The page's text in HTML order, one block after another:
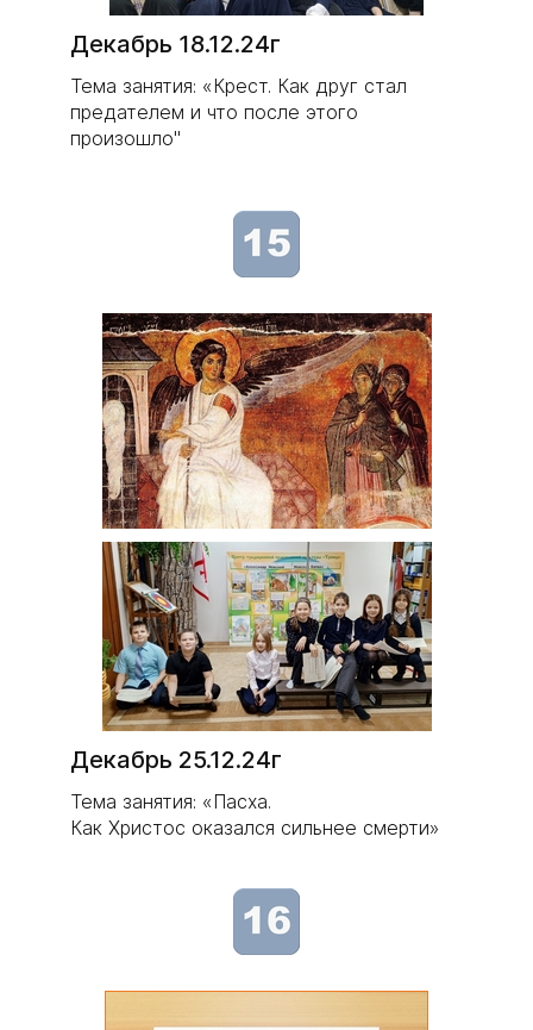
Декабрь 18.12.24г
Тема занятия: «Крест. Как друг стал
предателем и что после этого
произошло"
Декабрь 25.12.24г
Тема занятия: «Пасха.
Как Христос оказался сильнее смерти»